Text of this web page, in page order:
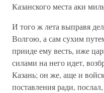
Казанского места аки
И того ж лета выправя
Волгою, а сам сухим
прииде ему весть, иже
силами на него идет,
Казань; он же, аще и
поставления ради,